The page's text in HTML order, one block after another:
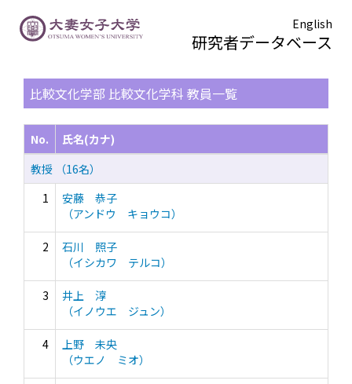
English
研究者データベース
比較文化学部 比較文化学科 教員一覧
No.
氏名(カナ)
教授 （16名）
1
安藤 恭子
（アンドウ キョウコ）
2
石川 照子
（イシカワ テルコ）
3
井上 淳
（イノウエ ジュン）
4
上野 未央
（ウエノ ミオ）